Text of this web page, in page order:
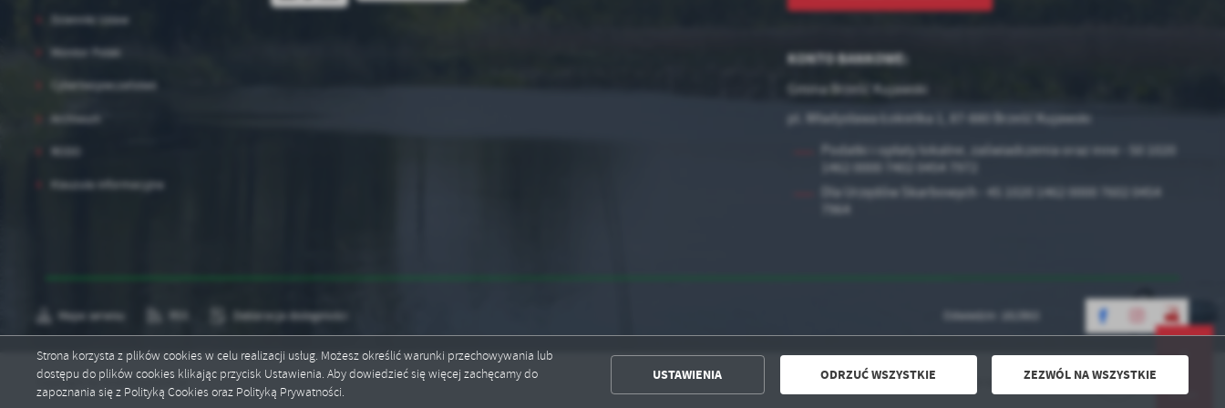
Strona korzysta z plików cookies w celu realizacji usług. Możesz określić warunki przechowywania lub
dostępu do plików cookies klikając przycisk Ustawienia. Aby dowiedzieć się więcej zachęcamy do
zapoznania się z Polityką Cookies oraz Polityką Prywatności.
USTAWIENIA ODRZUĆ WSZYSTKIE ZEZWÓL NA WSZYSTKIE
Dzienniki Ustaw
Monitor Polski
Cyberbezpieczeństwo
Archiwum
Klauzula informacyjna
KONTO BANKOWE:
Gmina Brześć Kujawski
pl. Władysława Łokietka 1,
87-880 Brześć Kujawski
Podatki i opłaty lokalne, zaświadczenia oraz inne - 50 1020
1462 0000 7402 0454 7972
Dla Urzędów Skarbowych - 45 1020 1462 0000 7602 0454
7964
Mapa serwisu Deklaracja dostępności Odwiedzin: 1813953
Copyright by brzesckujawski.pl 2ClickPortal® - Portale nowej generacji
DO GÓRY